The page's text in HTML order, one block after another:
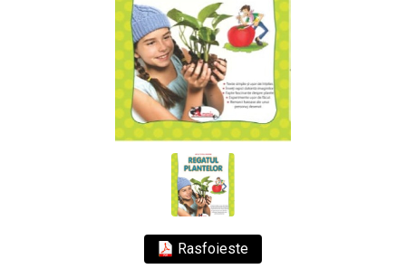
Rasfoieste